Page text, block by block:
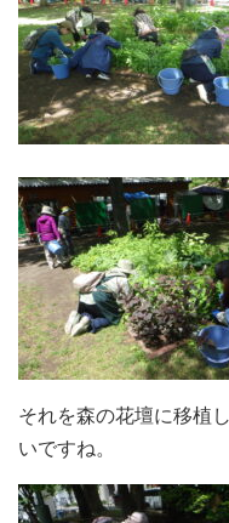
それを森の花壇に移植
いですね。